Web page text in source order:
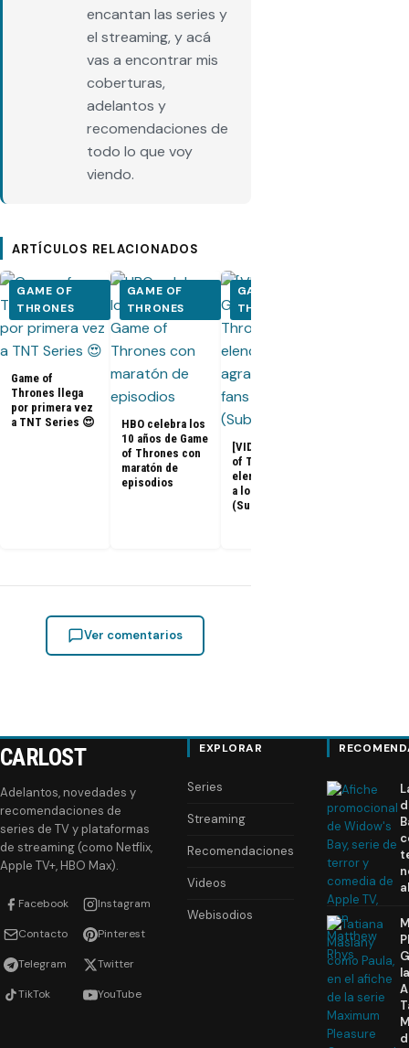
encantan las series y
el streaming, y acá
vas a encontrar mis
coberturas,
adelantos y
recomendaciones de
todo lo que voy
viendo.
ARTÍCULOS RELACIONADOS
GAME OF
THRONES
Game of
Thrones llega
por primera vez
a TNT Series 😍
GAME OF
THRONES
HBO celebra los
10 años de Game
of Thrones con
maratón de
episodios
GAME OF
THRONES
[VIDEOS] Game
of Thrones: El
elenco agradece
a los fans
(Subtitulado)
Ver comentarios
CARLOST
Adelantos, novedades y
recomendaciones de
series de TV y plataformas
de streaming (como Netflix,
Apple TV+, HBO Max).
Facebook Instagram
Contacto Pinterest
Telegram Twitter
TikTok YouTube
EXPLORAR
Series
Streaming
Recomendaciones
Videos
Webisodios